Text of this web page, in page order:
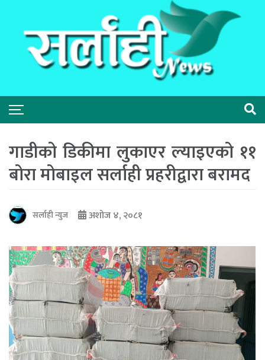
गाडीको डिकीमा लुकाएर ल्याइएको ११
बोरा मोबाइल सर्लाही प्रहरीद्वारा बरामद
सर्लाही न्युज अशोज ४, २०८१